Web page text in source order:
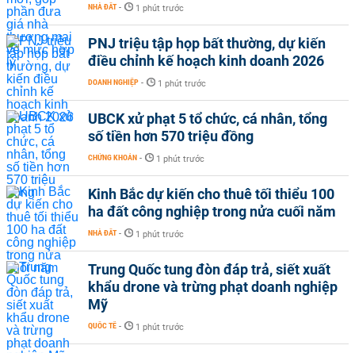
NHÀ ĐẤT - 1 phút trước
PNJ triệu tập họp bất thường, dự kiến
điều chỉnh kế hoạch kinh doanh 2026
DOANH NGHIỆP - 1 phút trước
UBCK xử phạt 5 tổ chức, cá nhân, tổng
số tiền hơn 570 triệu đồng
CHỨNG KHOÁN - 1 phút trước
Kinh Bắc dự kiến cho thuê tối thiểu 100
ha đất công nghiệp trong nửa cuối năm
NHÀ ĐẤT - 1 phút trước
Trung Quốc tung đòn đáp trả, siết xuất
khẩu drone và trừng phạt doanh nghiệp
Mỹ
QUỐC TẾ - 1 phút trước